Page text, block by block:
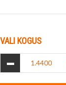
VALI KOGUS
-